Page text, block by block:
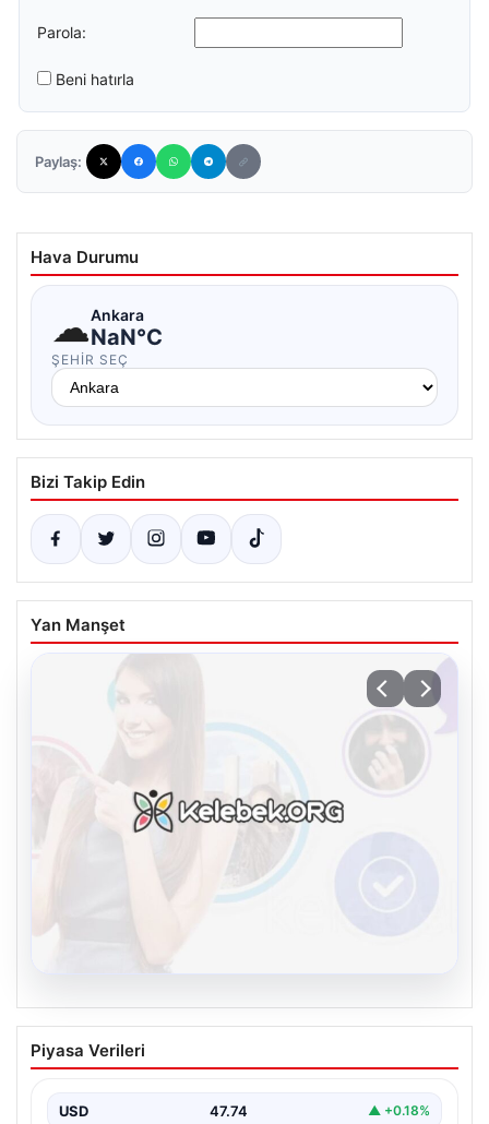
Parola:
Beni hatırla
Paylaş:
Hava Durumu
☁Ankara
NaN°C
ŞEHIR SEÇ
Bizi Takip Edin
Yan Manşet
Kelebek chat adresi İle Çevrim içi
İletişimin Seviyeli Adresi Ve Muhabbet
İnternet çağında bireylerin seviyeli bir şekilde bağlantı
Piyasa Verileri
USD 47.74 ▲ +0.18%